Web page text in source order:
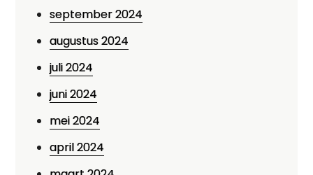
september 2024
augustus 2024
juli 2024
juni 2024
mei 2024
april 2024